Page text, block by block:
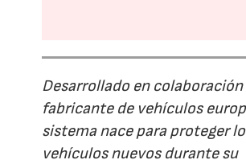
Desarrollado en
fabricante de vehículos
sistema nace para proteger
vehículos nuevos durante su